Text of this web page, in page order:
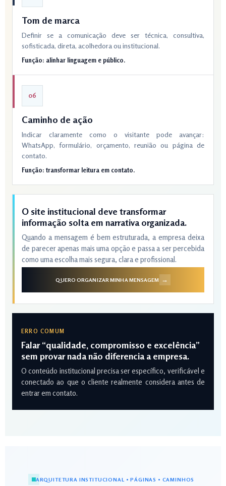
Tom de marca
Definir se a comunicação deve ser técnica, consultiva,
sofisticada, direta, acolhedora ou institucional.
Função: alinhar linguagem e público.
06
Caminho de ação
Indicar claramente como o visitante pode avançar:
WhatsApp, formulário, orçamento, reunião ou página de
contato.
Função: transformar leitura em contato.
O site institucional deve transformar
informação solta em narrativa organizada.
Quando a mensagem é bem estruturada, a empresa deixa
de parecer apenas mais uma opção e passa a ser percebida
como uma escolha mais segura, clara e profissional.
QUERO ORGANIZAR MINHA MENSAGEM →
ERRO COMUM
Falar “qualidade, compromisso e excelência”
sem provar nada não diferencia a empresa.
O conteúdo institucional precisa ser específico, verificável e
conectado ao que o cliente realmente considera antes de
entrar em contato.
ARQUITETURA INSTITUCIONAL • PÁGINAS • CAMINHOS